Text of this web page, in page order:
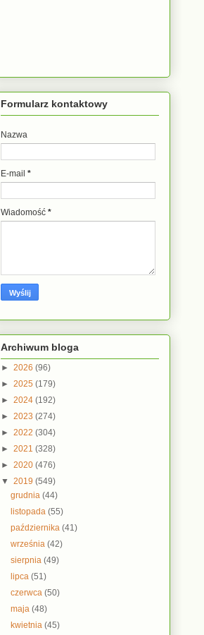
Formularz kontaktowy
Nazwa
E-mail *
Wiadomość *
Archiwum bloga
► 2026 (96)
► 2025 (179)
► 2024 (192)
► 2023 (274)
► 2022 (304)
► 2021 (328)
► 2020 (476)
▼ 2019 (549)
grudnia(44)
listopada(55)
października(41)
września(42)
sierpnia(49)
lipca(51)
czerwca(50)
maja(48)
kwietnia(45)